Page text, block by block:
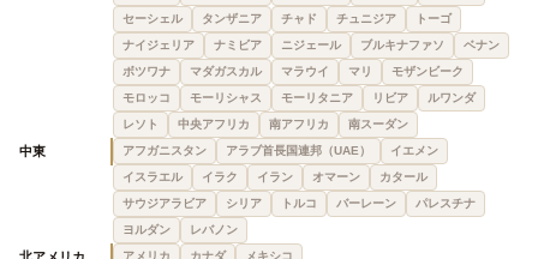
セーシェル
タンザニア チャド チュニジア
トーゴ
ナイジェリア
ナミビア ニジェール ブルキナファソ
ベナン
ボツワナ
マダガスカル マラウイ マリ
モザンビーク
モロッコ
モーリシャス モーリタニア リビア
ルワンダ
レソト
中央アフリカ 南アフリカ 南スーダン
中東 アフガニスタン アラブ首長国連邦（UAE）
イエメン
イスラエル
イラク イラン オマーン
カタール
サウジアラビア
シリア トルコ バーレーン
パレスチナ
ヨルダン
レバノン
北アメリカ アメリカ カナダ メキシコ